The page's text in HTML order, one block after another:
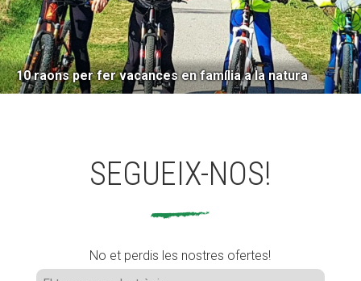
10 raons per fer vacances en família a la natura
SEGUEIX-NOS!
No et perdis les nostres ofertes!